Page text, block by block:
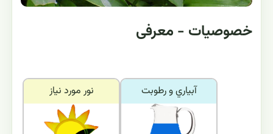
خصوصیات - معرفی
نور مورد نياز آبياري و رطوبت